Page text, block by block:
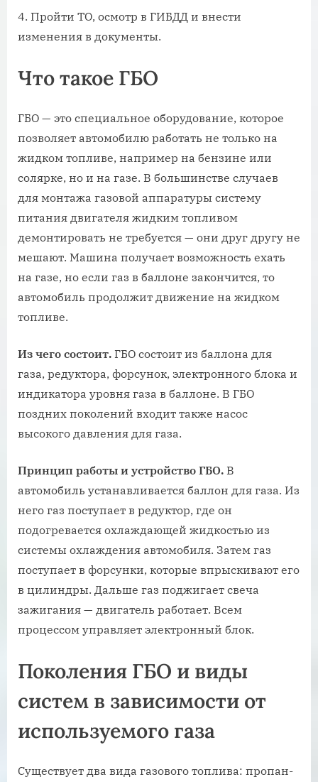
Пройти ТО, осмотр в ГИБДД и внести
изменения в документы.
Что такое ГБО
ГБО — это специальное оборудование, которое
позволяет автомобилю работать не только на
жидком топливе, например на бензине или
солярке, но и на газе. В большинстве случаев
для монтажа газовой аппаратуры систему
питания двигателя жидким топливом
демонтировать не требуется — они друг другу не
мешают. Машина получает возможность ехать
на газе, но если газ в баллоне закончится, то
автомобиль продолжит движение на жидком
топливе.
Из чего состоит. ГБО состоит из баллона для
газа, редуктора, форсунок, электронного блока и
индикатора уровня газа в баллоне. В ГБО
поздних поколений входит также насос
высокого давления для газа.
Принцип работы и устройство ГБО. В
автомобиль устанавливается баллон для газа. Из
него газ поступает в редуктор, где он
подогревается охлаждающей жидкостью из
системы охлаждения автомобиля. Затем газ
поступает в форсунки, которые впрыскивают его
в цилиндры. Дальше газ поджигает свеча
зажигания — двигатель работает. Всем
процессом управляет электронный блок.
Поколения ГБО и виды
систем в зависимости от
используемого газа
Существует два вида газового топлива: пропан-